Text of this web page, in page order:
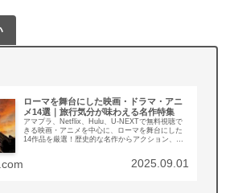
ローマを舞台にした映画・ドラマ・アニ
メ14選｜旅行気分が味わえる名作特集
アマプラ、Netflix、Hulu、U-NEXTで無料視聴で
きる映画・アニメを中心に、ローマを舞台にした
14作品を厳選！歴史的な名作からアクション、コ
2025.09.01